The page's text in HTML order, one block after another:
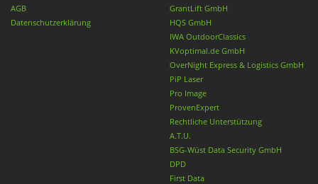
AGB
Datenschutzerklärung
GrantLift GmbH
HQS GmbH
IWA OutdoorClassics
KVoptimal.de GmbH
OverNight Express & Logistics GmbH
PiP Laser
Pro Image
ProvenExpert
Rechtliche Unterstützung
A.T.U.
BSG-Wüst Data Security GmbH
DPD
First Data